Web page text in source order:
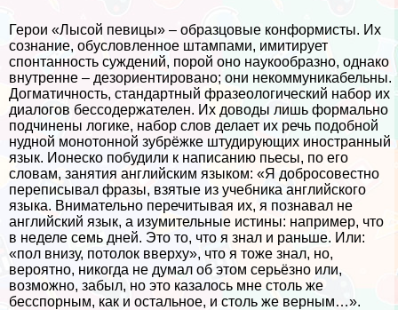
Герои «Лысой певицы» – образцовые конформисты. Их
сознание, обусловленное штампами, имитирует
спонтанность суждений, порой оно наукообразно, однако
внутренне – дезориентировано; они некоммуникабельны.
Догматичность, стандартный фразеологический набор их
диалогов бессодержателен. Их доводы лишь формально
подчинены логике, набор слов делает их речь подобной
нудной монотонной зубрёжке штудирующих иностранный
язык. Ионеско побудили к написанию пьесы, по его
словам, занятия английским языком: «Я добросовестно
переписывал фразы, взятые из учебника английского
языка. Внимательно перечитывая их, я познавал не
английский язык, а изумительные истины: например, что
в неделе семь дней. Это то, что я знал и раньше. Или:
«пол внизу, потолок вверху», что я тоже знал, но,
вероятно, никогда не думал об этом серьёзно или,
возможно, забыл, но это казалось мне столь же
бесспopным, как и остальное, и столь же верным…».